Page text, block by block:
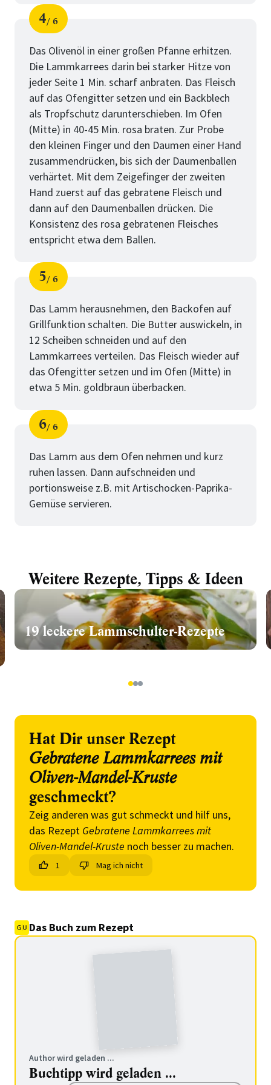
Schritt
4
von
6
Das Olivenöl in einer großen Pfanne erhitzen.
Die Lammkarrees darin bei starker Hitze von
jeder Seite 1 Min. scharf anbraten. Das Fleisch
auf das Ofengitter setzen und ein Backblech
als Tropfschutz darunterschieben. Im Ofen
(Mitte) in 40-45 Min. rosa braten. Zur Probe
den kleinen Finger und den Daumen einer Hand
zusammendrücken, bis sich der Daumenballen
verhärtet. Mit dem Zeigefinger der zweiten
Hand zuerst auf das gebratene Fleisch und
dann auf den Daumenballen drücken. Die
Konsistenz des rosa gebratenen Fleisches
entspricht etwa dem Ballen.
Schritt
5
von
6
Das Lamm herausnehmen, den Backofen auf
Grillfunktion schalten. Die Butter auswickeln, in
12 Scheiben schneiden und auf den
Lammkarrees verteilen. Das Fleisch wieder auf
das Ofengitter setzen und im Ofen (Mitte) in
etwa 5 Min. goldbraun überbacken.
Schritt
6
von
6
Das Lamm aus dem Ofen nehmen und kurz
ruhen lassen. Dann aufschneiden und
portionsweise z.B. mit Artischocken-Paprika-
Gemüse servieren.
Weitere Rezepte, Tipps & Ideen
19 leckere Lammschulter-Rezepte
123
Hat Dir unser Rezept
Gebratene Lammkarrees mit
Oliven-Mandel-Kruste
geschmeckt?
Zeig anderen was gut schmeckt und hilf uns,
das Rezept Gebratene Lammkarrees mit
Oliven-Mandel-Kruste noch besser zu machen.
1 Mag ich nicht
Das Buch zum Rezept
Author wird geladen ...
Buchtipp wird geladen ...